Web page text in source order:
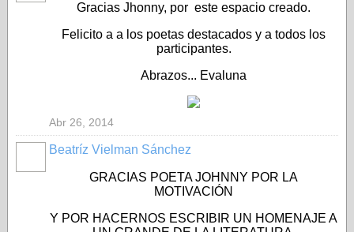
Gracias Jhonny, por este espacio creado.
Felicito a a los poetas destacados y a todos los
participantes.
Abrazos... Evaluna
Abr 26, 2014
Beatríz Vielman Sánchez
GRACIAS POETA JOHNNY POR LA
MOTIVACIÓN
Y POR HACERNOS ESCRIBIR UN HOMENAJE A